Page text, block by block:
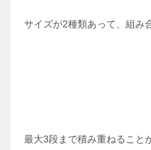
サイズが2種類あって、組み
最大3段まで積み重ねること